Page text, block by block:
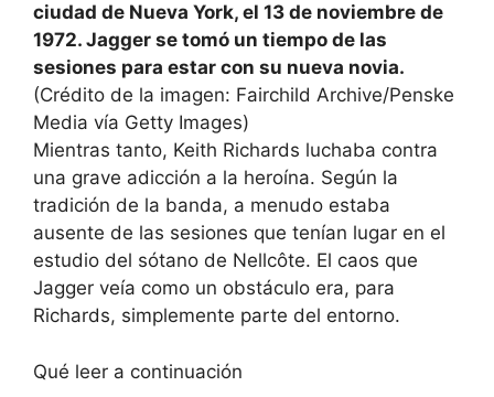
ciudad de Nueva York, el 13 de noviembre de
1972. Jagger se tomó un tiempo de las
sesiones para estar con su nueva novia.
(Crédito de la imagen: Fairchild Archive/Penske
Media vía Getty Images)
Mientras tanto, Keith Richards luchaba contra
una grave adicción a la heroína. Según la
tradición de la banda, a menudo estaba
ausente de las sesiones que tenían lugar en el
estudio del sótano de Nellcôte. El caos que
Jagger veía como un obstáculo era, para
Richards, simplemente parte del entorno.
Qué leer a continuación